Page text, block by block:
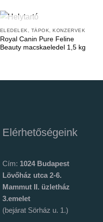
ELFOGYOTT
ELEDELEK, TÁPOK, KONZERVEK
Royal Canin Pure Feline
Beauty macskaeledel 1,5 kg
Elérhetőségeink
Cím: 1024 Budapest
Lövőház utca 2-6.
Mammut II. üzletház
3.emelet
(bejárat Sörház u. 1.)